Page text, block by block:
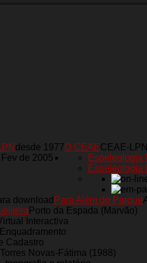
O CEAECEAE-LPN
desde 1977
de 2005
Espeleologia
Espeleologia
Para Além do Parque
download
Porto da Espada (Marvão)
Interactiva
Enquadramento
Cadastro
Novas-Fátima (1988)